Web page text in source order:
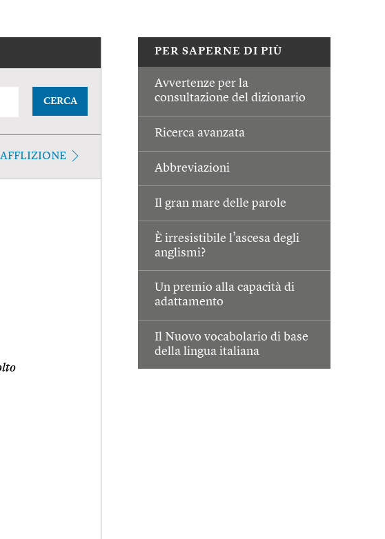
PER SAPERNE DI PIÙ
Avvertenze per la
consultazione del dizionario
Ricerca avanzata
Abbreviazioni
Il gran mare delle parole
È irresistibile l’ascesa degli
anglismi?
Un premio alla capacità di
adattamento
Il Nuovo vocabolario di base
della lingua italiana
CERCA
AFFLIZIONE